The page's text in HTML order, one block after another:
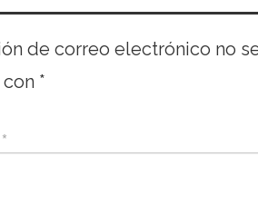
de correo electrónico no
*
*